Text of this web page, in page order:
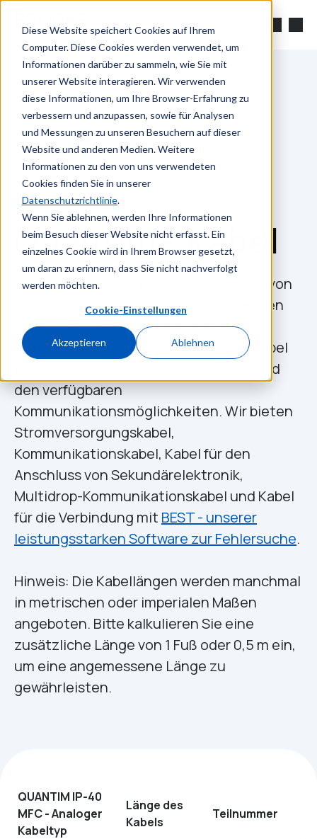
Diese Website speichert Cookies auf Ihrem
Computer. Diese Cookies werden verwendet, um
Informationen darüber zu sammeln, wie Sie mit
unserer Website interagieren. Wir verwenden
diese Informationen, um Ihre Browser-Erfahrung zu
verbessern und anzupassen, sowie für Analysen
und Messungen zu unseren Besuchern auf dieser
Website und anderen Medien. Weitere
Informationen zu den von uns verwendeten
Cookies finden Sie in unserer
Datenschutzrichtlinie.
Wenn Sie ablehnen, werden Ihre Informationen
beim Besuch dieser Website nicht erfasst. Ein
einzelnes Cookie wird in Ihrem Browser gesetzt,
um daran zu erinnern, dass Sie nicht nachverfolgt
werden möchten.
Cookie-Einstellungen
Akzeptieren Ablehnen
Zum Hauptinhalt springen
Quantim® Kabel
Brooks Instrument bietet eine Vielzahl von
Kabeln an, um Ihre Anforderungen an den
Anschluss unserer Produkte an Ihren
Prozess zu erfüllen. Die verfügbaren Kabel
basieren auf dem jeweiligen Produkt und
den verfügbaren
Kommunikationsmöglichkeiten. Wir bieten
Stromversorgungskabel,
Kommunikationskabel, Kabel für den
Anschluss von Sekundärelektronik,
Multidrop-Kommunikationskabel und Kabel
für die Verbindung mit BEST - unserer
leistungsstarken Software zur Fehlersuche.
Hinweis: Die Kabellängen werden manchmal
in metrischen oder imperialen Maßen
angeboten. Bitte kalkulieren Sie eine
zusätzliche Länge von 1 Fuß oder 0,5 m ein,
um eine angemessene Länge zu
gewährleisten.
QUANTIM IP-40
MFC - Analoger
Kabeltyp
Länge des
Kabels
Teilnummer